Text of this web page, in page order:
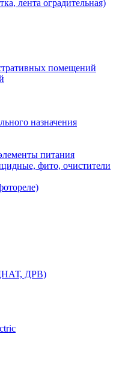
лента оградительная)
помещений
назначения
питания
фито, очистители
ДРВ)